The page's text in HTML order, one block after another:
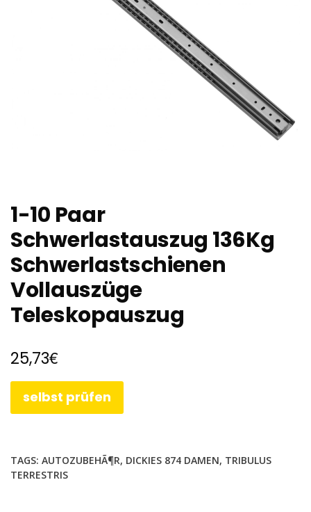
1-10 Paar
Schwerlastauszug 136Kg
Schwerlastschienen
Vollauszüge
Teleskopauszug
25,73€
selbst prüfen
TAGS: AUTOZUBEHÃ¶R, DICKIES 874 DAMEN, TRIBULUS
TERRESTRIS